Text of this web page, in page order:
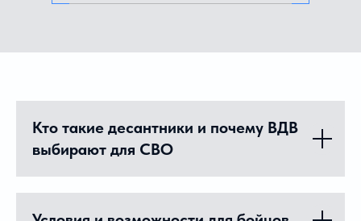
Кто такие десантники и почему ВДВ
выбирают для СВО